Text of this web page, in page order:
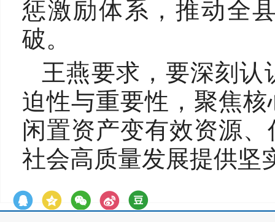
惩激励体系，推动全
破。
王燕要求，要深刻
迫性与重要性，聚焦
闲置资产变有效资源
社会高质量发展提供坚